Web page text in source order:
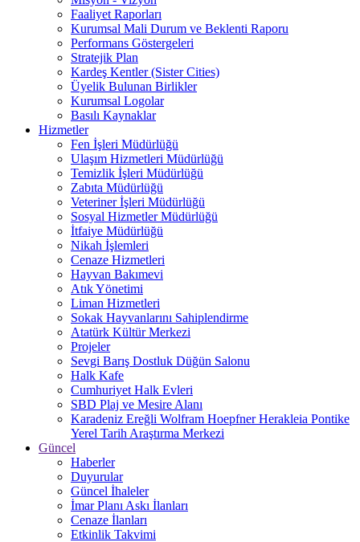
Faaliyet Raporları
Kurumsal Mali Durum ve Beklenti Raporu
Performans Göstergeleri
Stratejik Plan
Kardeş Kentler (Sister Cities)
Üyelik Bulunan Birlikler
Kurumsal Logolar
Basılı Kaynaklar
Hizmetler
Fen İşleri Müdürlüğü
Ulaşım Hizmetleri Müdürlüğü
Temizlik İşleri Müdürlüğü
Zabıta Müdürlüğü
Veteriner İşleri Müdürlüğü
Sosyal Hizmetler Müdürlüğü
İtfaiye Müdürlüğü
Nikah İşlemleri
Cenaze Hizmetleri
Hayvan Bakımevi
Atık Yönetimi
Liman Hizmetleri
Sokak Hayvanlarını Sahiplendirme
Atatürk Kültür Merkezi
Projeler
Sevgi Barış Dostluk Düğün Salonu
Halk Kafe
Cumhuriyet Halk Evleri
SBD Plaj ve Mesire Alanı
Karadeniz Ereğli Wolfram Hoepfner Herakleia Pontike
Yerel Tarih Araştırma Merkezi
Güncel
Haberler
Duyurular
Güncel İhaleler
İmar Planı Askı İlanları
Cenaze İlanları
Etkinlik Takvimi